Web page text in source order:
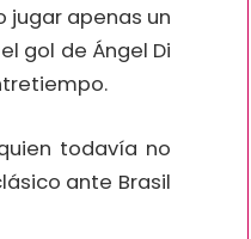
jugar apenas un
gol de Ángel Di
todavía no
ante Brasil